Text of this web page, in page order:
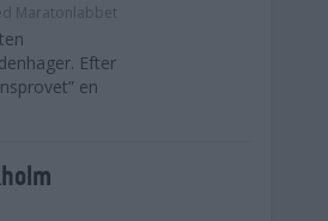
Maratonlabbet
Efter
en